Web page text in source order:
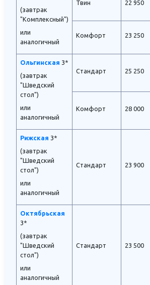
(завтрак
"Комплексный")
или
аналогичный
Твин 22 950
Комфорт 23 250
Ольгинская 3*
(завтрак
"Шведский
стол")
или
аналогичный
Стандарт 25 250
Комфорт 28 000
Рижская 3*
(завтрак
"Шведский
стол")
или
аналогичный
Стандарт 23 900
Октябрьская
3*
(завтрак
"Шведский
стол")
или
аналогичный
Стандарт 23 500